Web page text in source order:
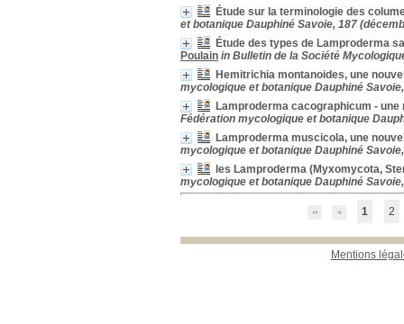
Étude sur la terminologie des
et botanique Dauphiné Savoie, 187
Étude des types de Lamproderma
Poulain in Bulletin de la Société
Hemitrichia montanoides, une
mycologique et botanique Dauphiné
Lamproderma cacographicum -
Fédération mycologique et botanique
Lamproderma muscicola, une
mycologique et botanique Dauphiné
les Lamproderma (Myxomycota,
mycologique et botanique Dauphiné
1 2
Mentions